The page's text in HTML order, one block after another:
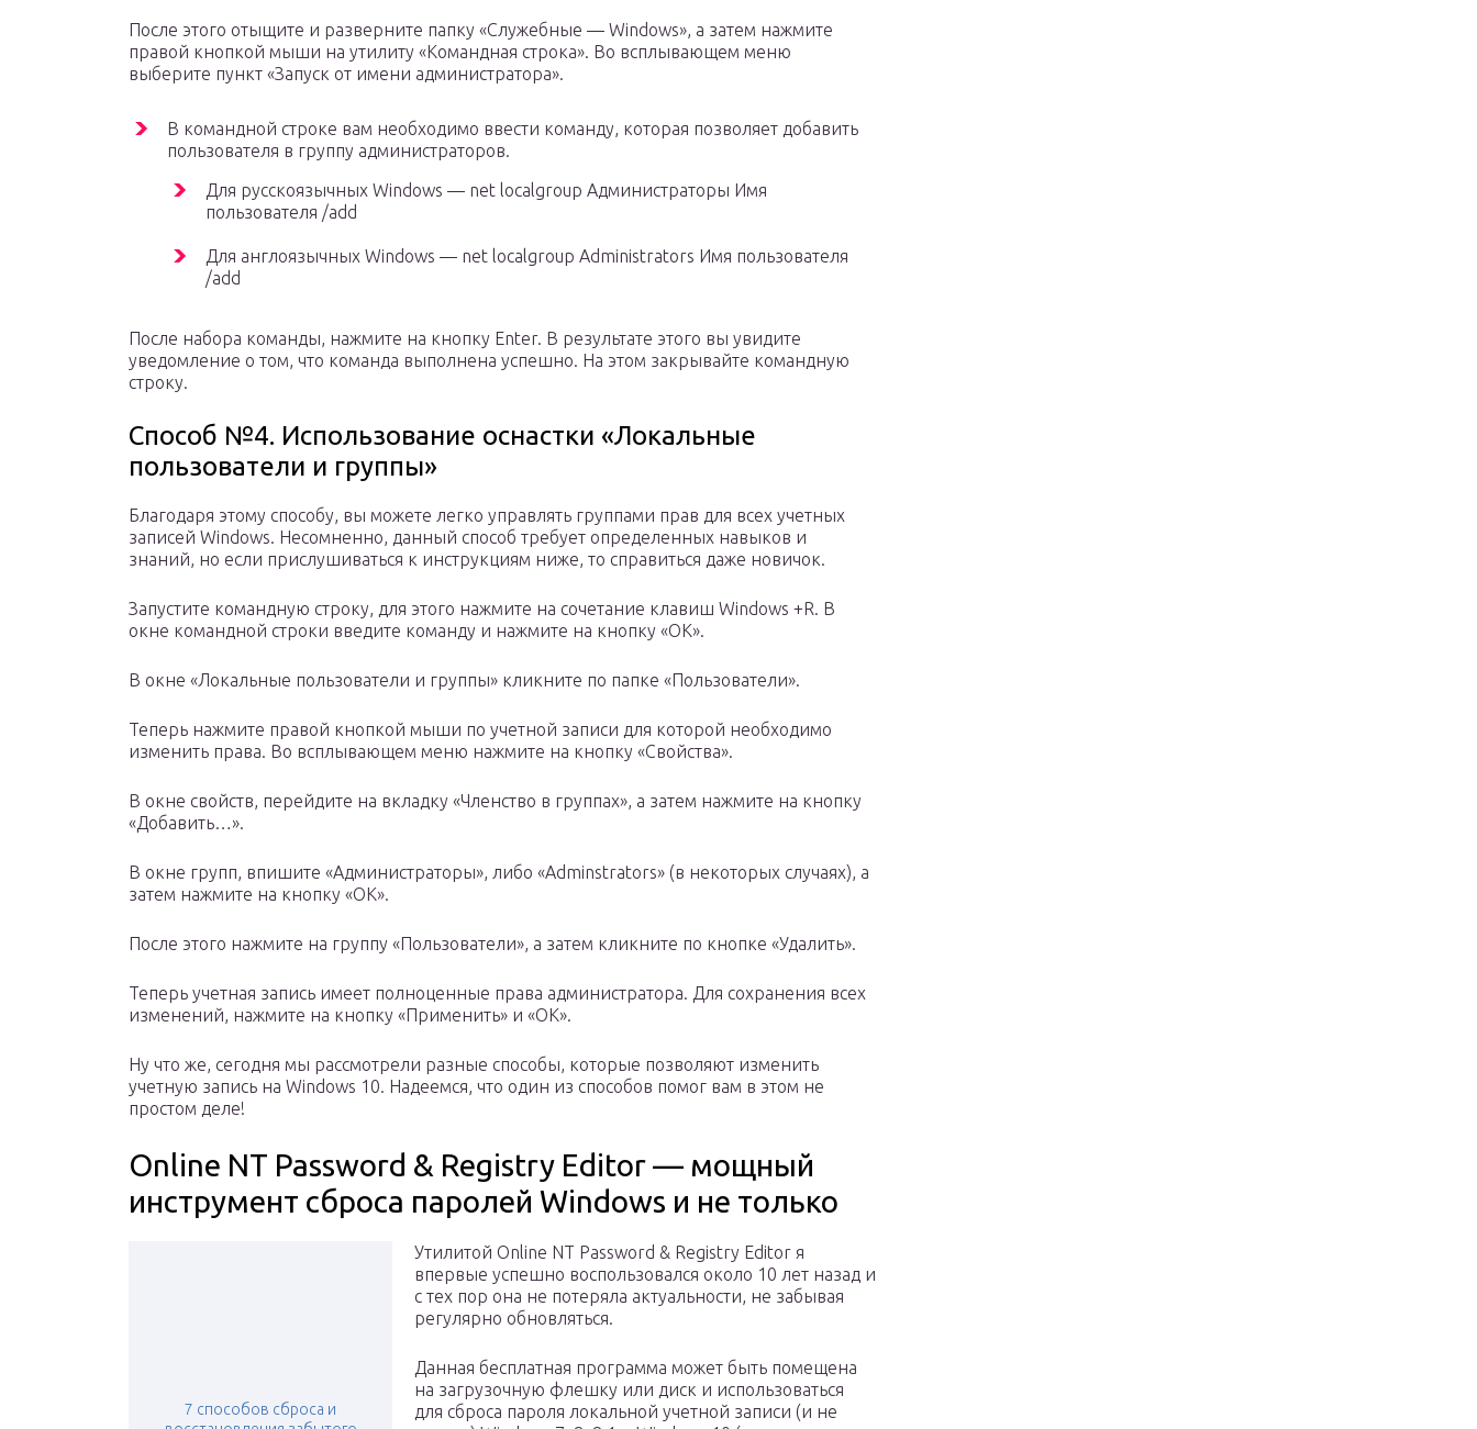
После этого отыщите и разверните папку «Служебные — Windows», а затем нажмите
правой кнопкой мыши на утилиту «Командная строка». Во всплывающем меню
выберите пункт «Запуск от имени администратора».
В командной строке вам необходимо ввести команду, которая позволяет добавить
пользователя в группу администраторов.
Для русскоязычных Windows — net localgroup Администраторы Имя
пользователя /add
Для англоязычных Windows — net localgroup Administrators Имя пользователя
/add
После набора команды, нажмите на кнопку Enter. В результате этого вы увидите
уведомление о том, что команда выполнена успешно. На этом закрывайте командную
строку.
Способ №4. Использование оснастки «Локальные
пользователи и группы»
Благодаря этому способу, вы можете легко управлять группами прав для всех учетных
записей Windows. Несомненно, данный способ требует определенных навыков и
знаний, но если прислушиваться к инструкциям ниже, то справиться даже новичок.
Запустите командную строку, для этого нажмите на сочетание клавиш Windows +R. В
окне командной строки введите команду и нажмите на кнопку «OK».
В окне «Локальные пользователи и группы» кликните по папке «Пользователи».
Теперь нажмите правой кнопкой мыши по учетной записи для которой необходимо
изменить права. Во всплывающем меню нажмите на кнопку «Свойства».
В окне свойств, перейдите на вкладку «Членство в группах», а затем нажмите на кнопку
«Добавить…».
В окне групп, впишите «Администраторы», либо «Adminstrators» (в некоторых случаях), а
затем нажмите на кнопку «OK».
После этого нажмите на группу «Пользователи», а затем кликните по кнопке «Удалить».
Теперь учетная запись имеет полноценные права администратора. Для сохранения всех
изменений, нажмите на кнопку «Применить» и «OK».
Ну что же, сегодня мы рассмотрели разные способы, которые позволяют изменить
учетную запись на Windows 10. Надеемся, что один из способов помог вам в этом не
простом деле!
Online NT Password & Registry Editor — мощный
инструмент сброса паролей Windows и не только
7 способов сброса и
Утилитой Online NT Password & Registry Editor я
впервые успешно воспользовался около 10 лет назад и
с тех пор она не потеряла актуальности, не забывая
регулярно обновляться.
Данная бесплатная программа может быть помещена
на загрузочную флешку или диск и использоваться
для сброса пароля локальной учетной записи (и не